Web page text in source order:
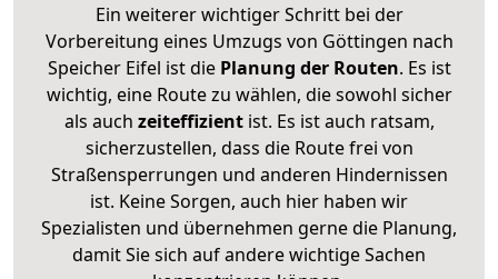
Ein weiterer wichtiger Schritt bei der
Vorbereitung eines Umzugs von Göttingen nach
Speicher Eifel ist diePlanung der Routen. Es ist
wichtig, eine Route zu wählen, die sowohl sicher
als auch zeiteffizientist. Es ist auch ratsam,
sicherzustellen, dass die Route frei von
Straßensperrungen und anderen Hindernissen
ist. Keine Sorgen, auch hier haben wir
Spezialisten und übernehmen gerne die Planung,
damit Sie sich auf andere wichtige Sachen